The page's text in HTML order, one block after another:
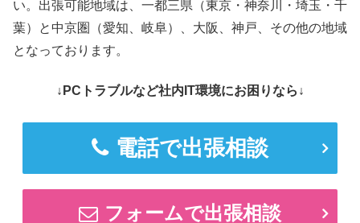
い。出張可能地域は、一都三県（東京・神奈川・埼玉・千
葉）と中京圏（愛知、岐阜）、大阪、神戸、その他の地域
となっております。
↓PCトラブルなど社内IT環境にお困りなら↓
電話で出張相談
フォームで出張相談